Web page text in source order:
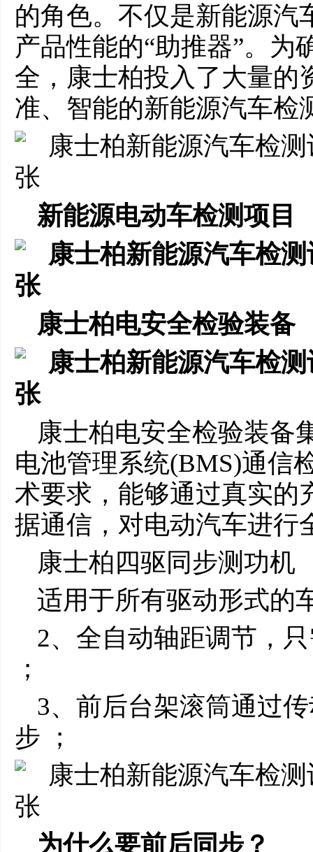
的角色。不仅是新能源汽
产品性能的“助推器”。为
全，康士柏投入了大量的
准、智能的新能源汽车检
新能源电动车检测项目
康士柏电安全检验装备
康士柏电安全检验装备
电池管理系统(BMS)通信
术要求，能够通过真实的
据通信，对电动汽⻋进⾏
康士柏四驱同步测功机
适⽤于所有驱动形式的
2、全⾃动轴距调节，
；
3、前后台架滚筒通过
步 ；
为什么要前后同步？